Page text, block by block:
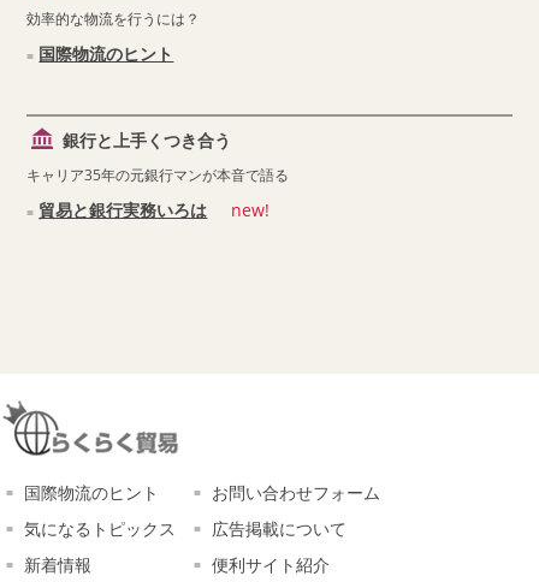
効率的な物流を行うには？
国際物流のヒント
銀行と上手くつき合う
キャリア35年の元銀行マンが本音で語る
貿易と銀行実務いろは new!
国際物流のヒント
気になるトピックス
新着情報
お問い合わせフォーム
広告掲載について
便利サイト紹介